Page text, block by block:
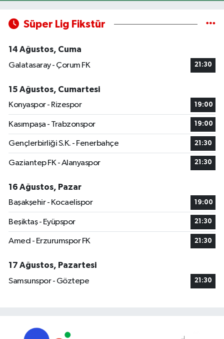
Süper Lig Fikstür
14 Ağustos, Cuma
Galatasaray - Çorum FK
21:30
15 Ağustos, Cumartesi
Konyaspor - Rizespor
19:00
Kasımpaşa - Trabzonspor 19:00
Gençlerbirliği S.K. - Fenerbahçe 21:30
Gaziantep FK - Alanyaspor 21:30
16 Ağustos, Pazar
Başakşehir - Kocaelispor
19:00
Beşiktaş - Eyüpspor 21:30
Amed - Erzurumspor FK 21:30
17 Ağustos, Pazartesi
Samsunspor - Göztepe
21:30